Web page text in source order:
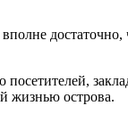
жизнью острова.